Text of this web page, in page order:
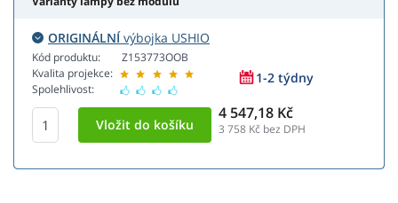
ORIGINÁLNÍvýbojka USHIO
Kód produktu:
Kvalita projekce:
Spolehlivost:
Z153773OOB
1-2 týdny
4 547,18 Kč
3 758 Kč bez DPH